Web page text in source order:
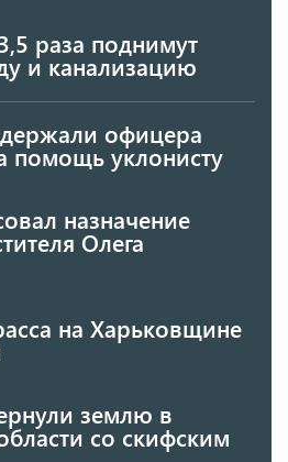
раза поднимут
и канализацию
офицера
помощь уклонисту
назначение
Олега
на Харьковщине
землю в
со скифским